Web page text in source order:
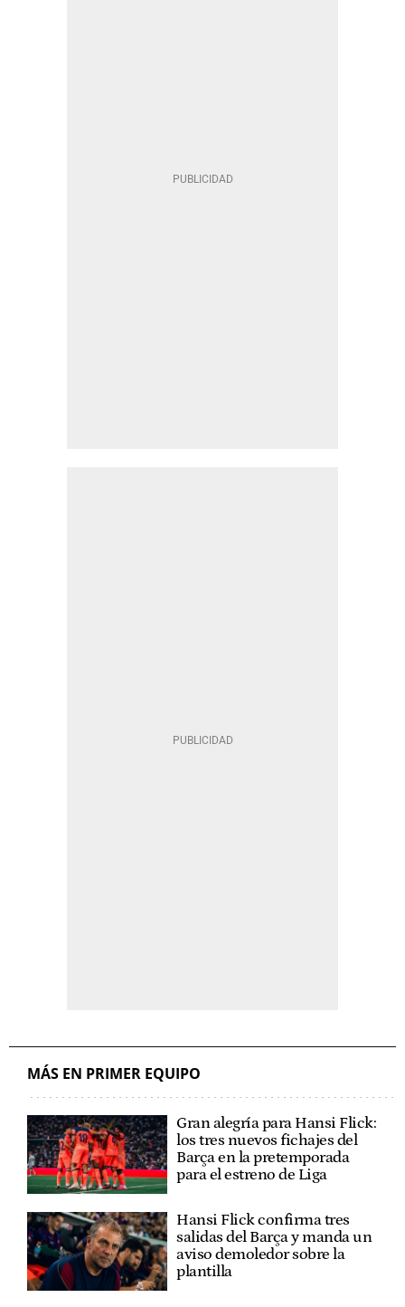
MÁS EN PRIMER EQUIPO
Gran alegría para Hansi Flick:
los tres nuevos fichajes del
Barça en la pretemporada
para el estreno de Liga
Hansi Flick confirma tres
salidas del Barça y manda un
aviso demoledor sobre la
plantilla